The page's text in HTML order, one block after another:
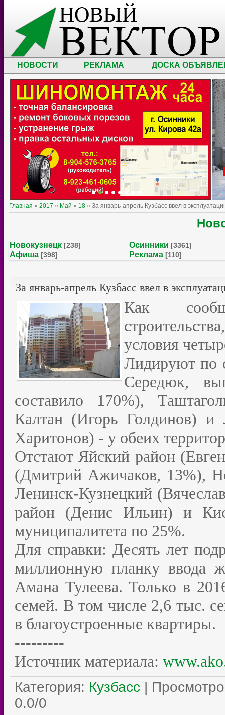
НОВОСТИ РЕКЛАМА ДОСКА
Главная » 2017 » Май » 18 » За январь-апрель Кузбасс ввел в
Новокузнецк [238] Осинники [3361]
Афиша [398] Реклама [110]
За январь-апрель Кузбасс ввел в
Как
условия
Лидируют по
Середюк,
составило 170%),
Калтан (Игорь Голдинов) и
Харитонов) - у обеих
Отстают Яйский район
(Дмитрий Ажичаков, 13%),
Ленинск-Кузнецкий
район (Денис Ильин) и
муниципалитета по 25%.
Для справки: Десять лет
миллионную планку ввода
Амана Тулеева. Только в
семей. В том числе 2,6 тыс.
в благоустроенные квартиры.
---------
Источник материала:
Категория: Кузбасс |
0.0/0